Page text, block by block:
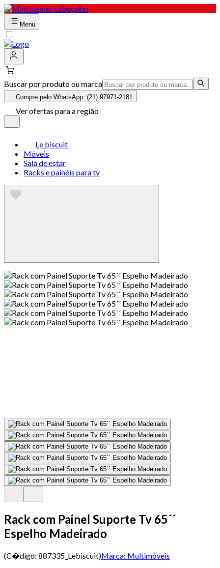
Menu
Buscar por produto ou marca
Compre pelo WhatsApp: (21) 97971-2181
Ver ofertas para a região
Le biscuit
Móveis
Sala de estar
Racks e painéis para tv
Rack com Painel Suporte Tv 65´´
Espelho Madeirado
(C�digo: 887335_Lebiscuit)Marca: Multimóveis